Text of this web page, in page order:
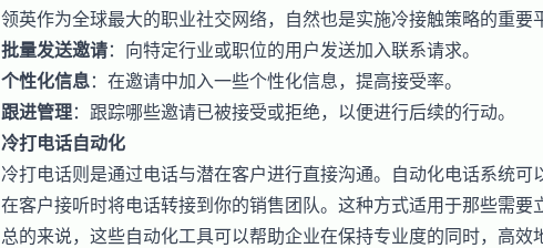
领英作为全球最大的职业社交网络，自然也是实施冷接触策略的重要
批量发送邀请：向特定行业或职位的用户发送加入联系请求。
个性化信息：在邀请中加入一些个性化信息，提高接受率。
跟进管理：跟踪哪些邀请已被接受或拒绝，以便进行后续的行动。
冷打电话自动化
冷打电话则是通过电话与潜在客户进行直接沟通。自动化电话系统
在客户接听时将电话转接到你的销售团队。这种方式适用于那些需要
总的来说，这些自动化工具可以帮助企业在保持专业度的同时，高